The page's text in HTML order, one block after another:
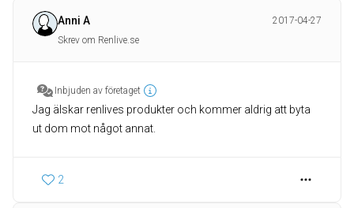
Anni A
2017-04-27
Skrev om Renlive.se
Inbjuden av företaget
Jag älskar renlives produkter och kommer aldrig att byta
ut dom mot något annat.
2